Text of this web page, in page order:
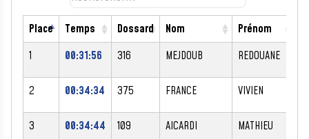
Place Temps Dossard Nom Prénom
1
00:31:56 316 MEJDOUB REDOUANE
2 00:34:34 375 FRANCE VIVIEN
3 00:34:44 109 AICARDI MATHIEU